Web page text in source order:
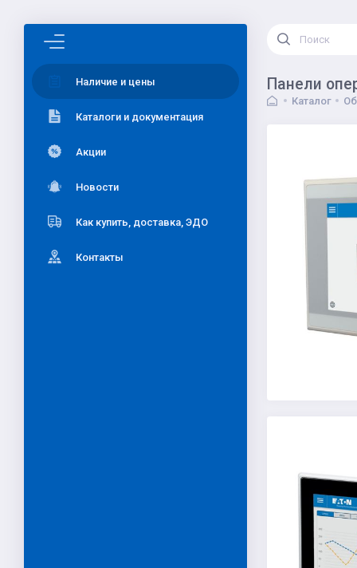
Наличие и цены
Каталоги и документация
Акции
Новости
Как купить, доставка, ЭДО
Контакты
Панели
Каталог